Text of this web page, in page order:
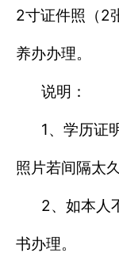
2寸证件照（2
养办办理。
说明：
1、学历证
照片若间隔太
2、如本人
书办理。